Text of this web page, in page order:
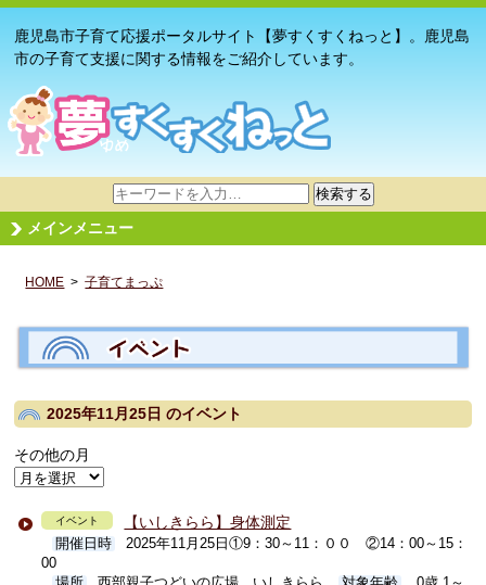
鹿児島市子育て応援ポータルサイト【夢すくすくねっと】。鹿児島
市の子育て支援に関する情報をご紹介しています。
サ
イ
ト
検
検索する
メインメニュー
HOME >子育てまっぷ
2025年11月25日のイベント
その他の月
イベント 【いしきらら】身体測定
開催日時
2025年11月25日①9：30～11：００ ②14：00～15：
00